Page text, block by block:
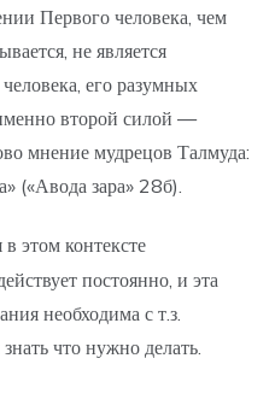
Первого человека, чем
не является
его разумных
второй силой —
мнение мудрецов Талмуда:
(«Авода зара» 28б).
этом контексте
постоянно, и эта
необходима с т.з.
что нужно делать.